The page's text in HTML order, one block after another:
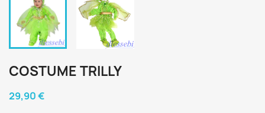
COSTUME TRILLY
29,90 €